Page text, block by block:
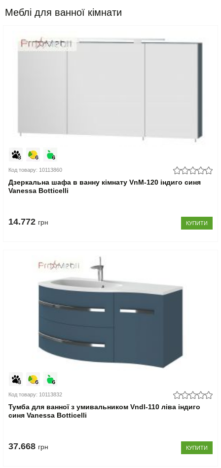
Меблі для ванної кімнати
Код товару: 10113860
Дзеркальна шафа в ванну кімнату VnM-120 індиго синя
Vanessa Botticelli
14.772 грн КУПИТИ
Код товару: 10113832
Тумба для ванної з умивальником Vndl-110 ліва індиго
синя Vanessa Botticelli
37.668 грн КУПИТИ